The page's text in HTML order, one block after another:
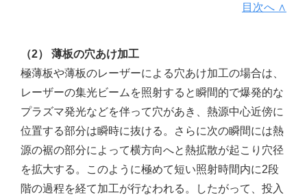
目次へ ∧
（2） 薄板の穴あけ加工
極薄板や薄板のレーザーによる穴あけ加工の場合は、
レーザーの集光ビームを照射すると瞬間的で爆発的な
プラズマ発光などを伴って穴があき、熱源中心近傍に
位置する部分は瞬時に抜ける。さらに次の瞬間には熱
源の裾の部分によって横方向へと熱拡散が起こり穴径
を拡大する。このように極めて短い照射時間内に2段
階の過程を経て加工が行なわれる。したがって、投入